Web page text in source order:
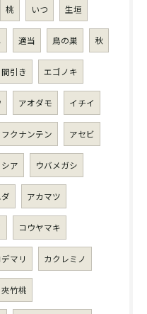
桃 いつ 生垣
適当 鳥の巣 秋
間引き エゴノキ
アオダモ イチイ
クナンテン アセビ
ア ウバメガシ
アカマツ
コウヤマキ
デマリ カクレミノ
夾竹桃